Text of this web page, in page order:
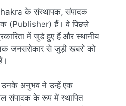
के संस्थापक, संपादक
(Publisher) हैं। वे पिछले
में जुड़े हुए हैं और स्थानीय
जनसरोकार से जुड़ी खबरों को
उनके अनुभव ने उन्हें एक
संपादक के रूप में स्थापित